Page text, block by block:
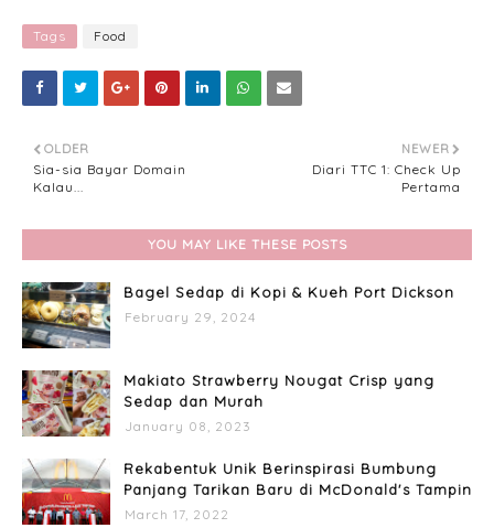
Tags Food
NEWER
Diari TTC 1: Check Up
Pertama
OLDER
Sia-sia Bayar Domain
Kalau...
YOU MAY LIKE THESE POSTS
Bagel Sedap di Kopi & Kueh Port Dickson
February 29, 2024
Makiato Strawberry Nougat Crisp yang
Sedap dan Murah
January 08, 2023
Rekabentuk Unik Berinspirasi Bumbung
Panjang Tarikan Baru di McDonald's Tampin
March 17, 2022